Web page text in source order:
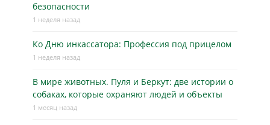
безопасности
1 неделя назад
Ко Дню инкассатора: Профессия под прицелом
1 неделя назад
В мире животных. Пуля и Беркут: две истории о
собаках, которые охраняют людей и объекты
1 месяц назад